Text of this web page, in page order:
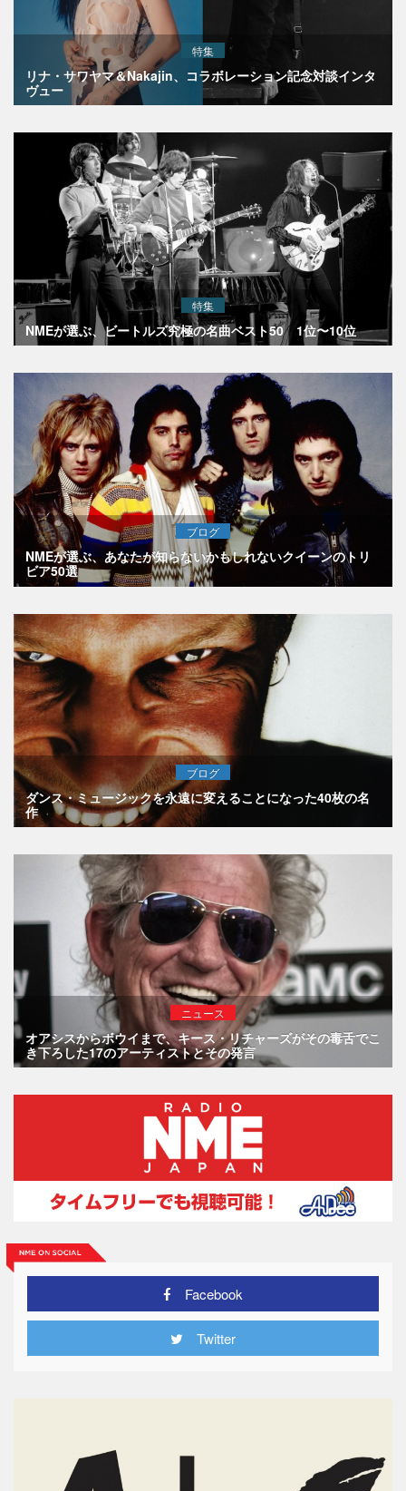
特集
リナ・サワヤマ＆Nakajin、コラボレーション記念対談インタ
ヴュー
特集
NMEが選ぶ、ビートルズ究極の名曲ベスト50 1位〜10位
ブログ
NMEが選ぶ、あなたが知らないかもしれないクイーンのトリ
ビア50選
ブログ
ダンス・ミュージックを永遠に変えることになった40枚の名
作
ニュース
オアシスからボウイまで、キース・リチャーズがその毒舌でこ
き下ろした17のアーティストとその発言
Facebook
Twitter